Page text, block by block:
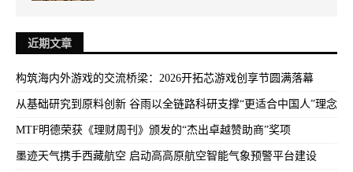
近期文章
构筑海内外游戏的交流桥梁：2026开拓芯游戏创享节圆满落幕
从基础研究到原料创新 谷雨以全链路科研支撑“更适合中国人”理念
MTF明德荣获《理财周刊》颁发的“杰出卓越赞助商”奖项
墨迹天气携手西藏航空 启动高高原航空智能气象预警平台建设